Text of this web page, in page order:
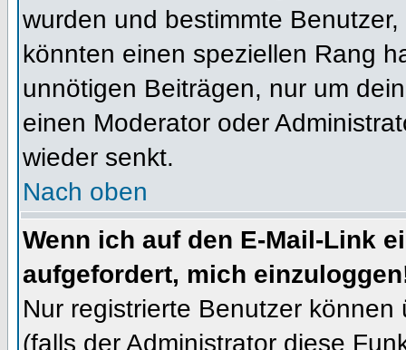
wurden und bestimmte
könnten einen speziellen Rang
unnötigen Beiträgen, nur um
einen Moderator oder
wieder senkt.
Nach oben
Wenn ich auf den E-Mail-Link
aufgefordert, mich
Nur registrierte Benutzer
(falls der Administrator diese